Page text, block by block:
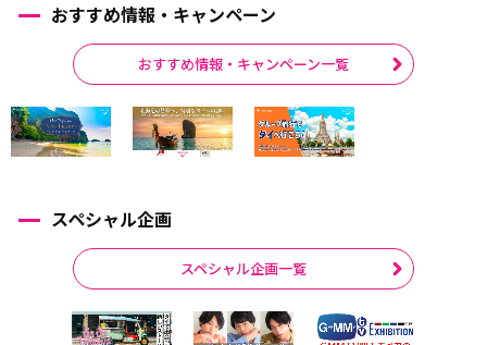
おすすめ情報・キャンペーン
おすすめ情報・キャンペーン一覧
スペシャル企画
スペシャル企画一覧